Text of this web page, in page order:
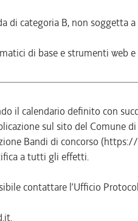
di categoria B, non soggetta
di base e strumenti web
il calendario definito con
sul sito del Comune di
Bandi di concorso
a tutti gli effetti.
contattare l’Ufficio